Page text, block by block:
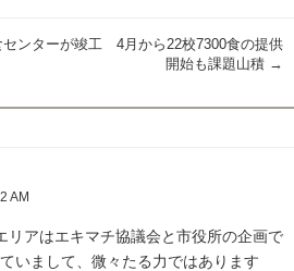
センターが竣工 4月から22校7300食の提供
開始も課題山積 →
AM
リアはエキマチ協議会と市役所の企画で
いまして、微々たる力ではあります